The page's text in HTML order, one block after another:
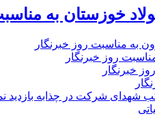
خوزستان به
به مناسبت روز خبرنگار
روز خبرنگار
خبرنگار
شهدای شرکت در چذابه بازدید